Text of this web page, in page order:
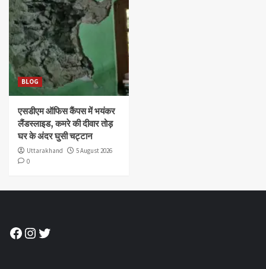
BLOG
एसडीएम ऑफिस कैंपस में भयंकर
लैंडस्लाइड, कमरे की दीवार तोड़
घर के अंदर घुसी चट्टान
Uttarakhand
5 August 2026
0
Facebook
Instagram
Twitter